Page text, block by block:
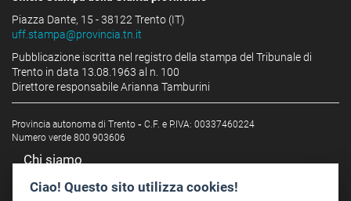
Piazza Dante, 15 - 38122 Trento (IT)
uff.stampa@provincia.tn.it
Pubblicazione iscritta nel registro della stampa del Tribunale di
Trento in data 13.08.1963 al n. 100
Direttore responsabile Arianna Tamburini
Provincia autonoma di Trento - C.F. e P.IVA: 00337460224
Numero verde 800 903606
Chi siamo
Redazione
Ciao! Questo sito utilizza cookies!